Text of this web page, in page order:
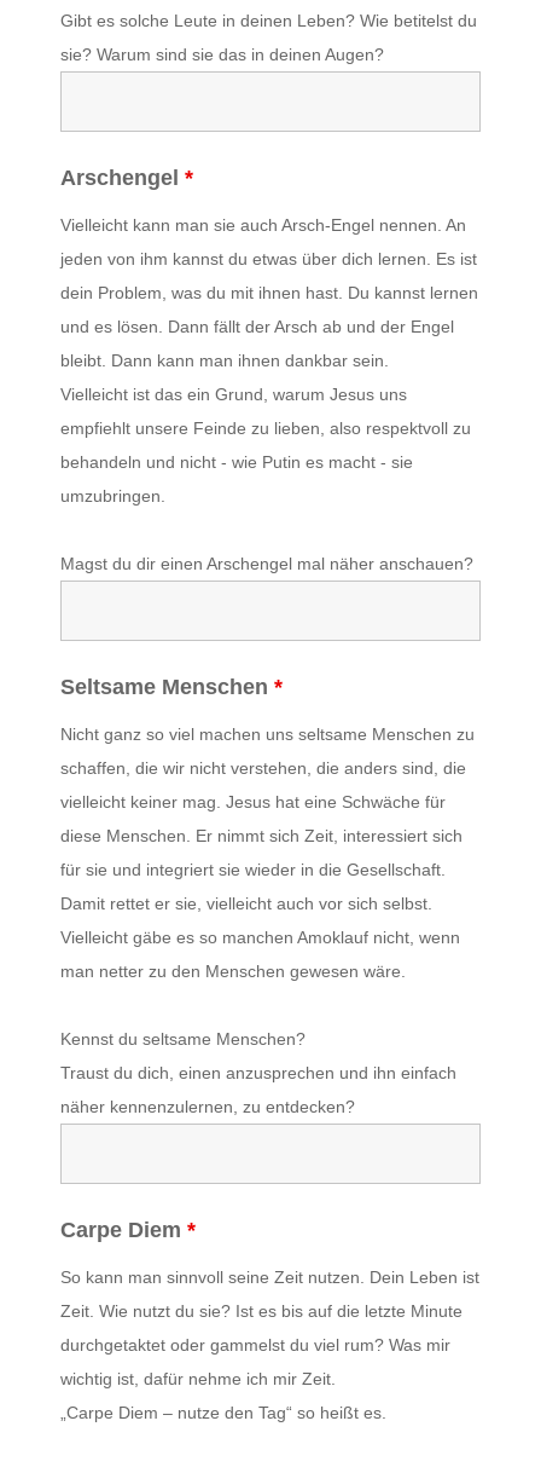
Gibt es solche Leute in deinen Leben? Wie betitelst du
sie? Warum sind sie das in deinen Augen?
Arschengel *
Vielleicht kann man sie auch Arsch-Engel nennen. An
jeden von ihm kannst du etwas über dich lernen. Es ist
dein Problem, was du mit ihnen hast. Du kannst lernen
und es lösen. Dann fällt der Arsch ab und der Engel
bleibt. Dann kann man ihnen dankbar sein.
Vielleicht ist das ein Grund, warum Jesus uns
empfiehlt unsere Feinde zu lieben, also respektvoll zu
behandeln und nicht - wie Putin es macht - sie
umzubringen.
Magst du dir einen Arschengel mal näher anschauen?
Seltsame Menschen *
Nicht ganz so viel machen uns seltsame Menschen zu
schaffen, die wir nicht verstehen, die anders sind, die
vielleicht keiner mag. Jesus hat eine Schwäche für
diese Menschen. Er nimmt sich Zeit, interessiert sich
für sie und integriert sie wieder in die Gesellschaft.
Damit rettet er sie, vielleicht auch vor sich selbst.
Vielleicht gäbe es so manchen Amoklauf nicht, wenn
man netter zu den Menschen gewesen wäre.
Kennst du seltsame Menschen?
Traust du dich, einen anzusprechen und ihn einfach
näher kennenzulernen, zu entdecken?
Carpe Diem *
So kann man sinnvoll seine Zeit nutzen. Dein Leben ist
Zeit. Wie nutzt du sie? Ist es bis auf die letzte Minute
durchgetaktet oder gammelst du viel rum? Was mir
wichtig ist, dafür nehme ich mir Zeit.
„Carpe Diem – nutze den Tag“ so heißt es.